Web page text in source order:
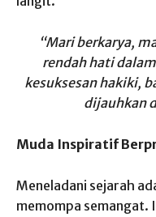
“Mari berkarya,
rendah hati
kesuksesan hakiki,
dijauhkan
Muda Inspiratif
Meneladani sejarah
memompa semangat.